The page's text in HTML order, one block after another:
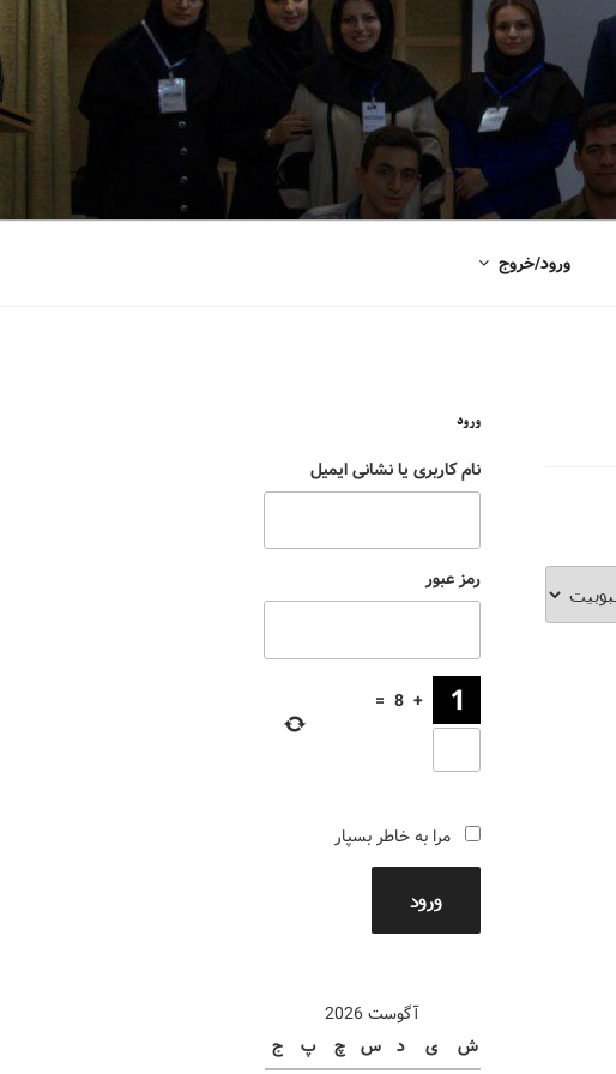
ورود/خروج
ورود
نام کاربری یا نشانی ایمیل
رمز عبور
+
8
=
مرا به خاطر بسپار
ورود
آگوست 2026
ش
ی د س چ پ
ج